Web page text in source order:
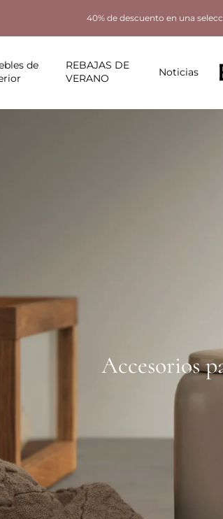
40% de descuento en una
de
REBAJAS DE
VERANO
Noticias
Accesorios